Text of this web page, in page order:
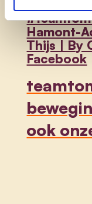
1,5 d.
Hamont-
Thijs | By
Facebook
ook